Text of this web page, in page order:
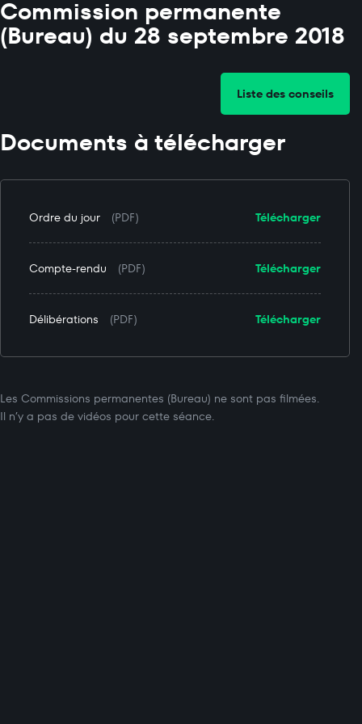
Commission permanente
(Bureau) du 28 septembre 2018
Liste des conseils
Documents à télécharger
Télécharger
Ordre du jour (PDF)
Télécharger
Compte-rendu (PDF)
Télécharger
Délibérations (PDF)
Les Commissions permanentes (Bureau) ne sont pas filmées.
Il n’y a pas de vidéos pour cette séance.